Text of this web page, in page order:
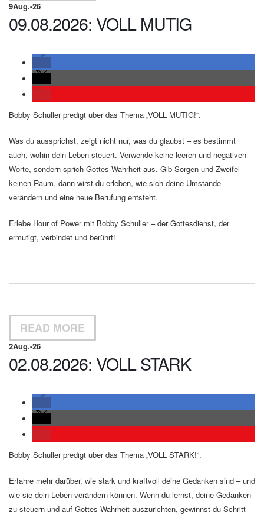
9Aug.-26
09.08.2026: VOLL MUTIG
Bobby Schuller predigt über das Thema „VOLL MUTIG!“.
Was du aussprichst, zeigt nicht nur, was du glaubst – es bestimmt
auch, wohin dein Leben steuert. Verwende keine leeren und negativen
Worte, sondern sprich Gottes Wahrheit aus. Gib Sorgen und Zweifel
keinen Raum, dann wirst du erleben, wie sich deine Umstände
verändern und eine neue Berufung entsteht.
Erlebe Hour of Power mit Bobby Schuller – der Gottesdienst, der
ermutigt, verbindet und berührt!
READ MORE
2Aug.-26
02.08.2026: VOLL STARK
Bobby Schuller predigt über das Thema „VOLL STARK!“.
Erfahre mehr darüber, wie stark und kraftvoll deine Gedanken sind – und
wie sie dein Leben verändern können. Wenn du lernst, deine Gedanken
zu steuern und auf Gottes Wahrheit auszurichten, gewinnst du Schritt